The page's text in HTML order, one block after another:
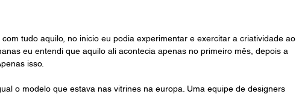
tudo aquilo, no inicio eu podia experimentar e exercitar a criatividade ao
eu entendi que aquilo ali acontecia apenas no primeiro mês, depois a
isso.
o modelo que estava nas vitrines na europa. Uma equipe de designers